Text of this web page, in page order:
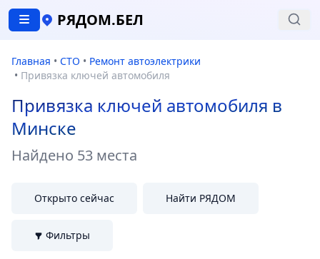
РЯДОМ.БЕЛ
Главная • СТО • Ремонт автоэлектрики
• Привязка ключей автомобиля
Привязка ключей автомобиля в
Минске
Найдено 53 места
Открыто сейчас Найти РЯДОМ
Фильтры